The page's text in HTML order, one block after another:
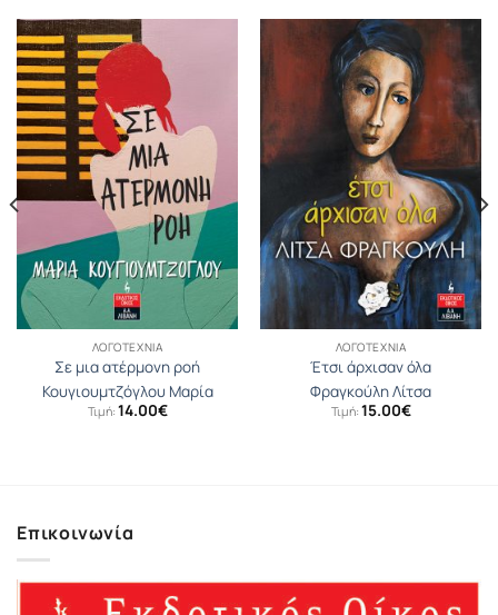
ΛΟΓΟΤΕΧΝΊΑ
Σε μια ατέρμονη ροή
Κουγιουµτζόγλου Μαρία
Τιμή: 14.00€
ΛΟΓΟΤΕΧΝΊΑ
Έτσι άρχισαν όλα
Φραγκούλη Λίτσα
Τιμή: 15.00€
Επικοινωνία